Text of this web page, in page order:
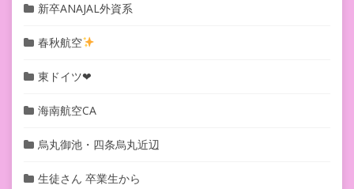
新卒ANAJAL外資系
春秋航空
東ドイツ❤︎
海南航空CA
烏丸御池・四条烏丸近辺
生徒さん 卒業生から